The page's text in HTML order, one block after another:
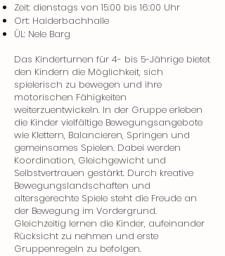
Zeit: dienstags von 15:00 bis 16:00 Uhr
Ort: Haiderbachhalle
ÜL: Nele Barg
Das Kinderturnen für 4- bis 5-Jährige bietet
den Kindern die Möglichkeit, sich
spielerisch zu bewegen und ihre
motorischen Fähigkeiten
weiterzuentwickeln. In der Gruppe erleben
die Kinder vielfältige Bewegungsangebote
wie Klettern, Balancieren, Springen und
gemeinsames Spielen. Dabei werden
Koordination, Gleichgewicht und
Selbstvertrauen gestärkt. Durch kreative
Bewegungslandschaften und
altersgerechte Spiele steht die Freude an
der Bewegung im Vordergrund.
Gleichzeitig lernen die Kinder, aufeinander
Rücksicht zu nehmen und erste
Gruppenregeln zu befolgen.